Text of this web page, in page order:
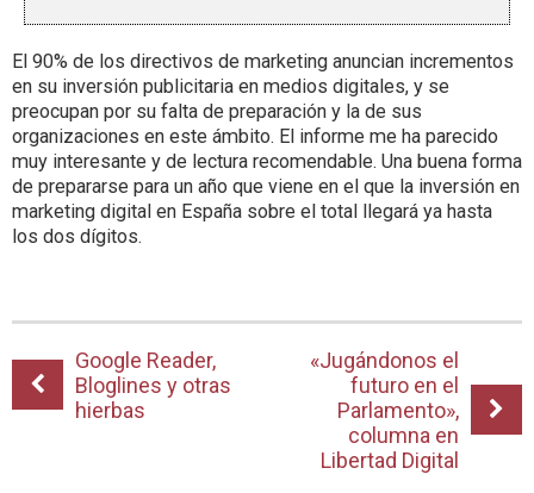
El 90% de los directivos de marketing anuncian incrementos
en su inversión publicitaria en medios digitales, y se
preocupan por su falta de preparación y la de sus
organizaciones en este ámbito. El informe me ha parecido
muy interesante y de lectura recomendable. Una buena forma
de prepararse para un año que viene en el que la inversión en
marketing digital en España sobre el total llegará ya hasta
los dos dígitos.
Google Reader,
Bloglines y otras
hierbas
«Jugándonos el
futuro en el
Parlamento»,
columna en
Libertad Digital